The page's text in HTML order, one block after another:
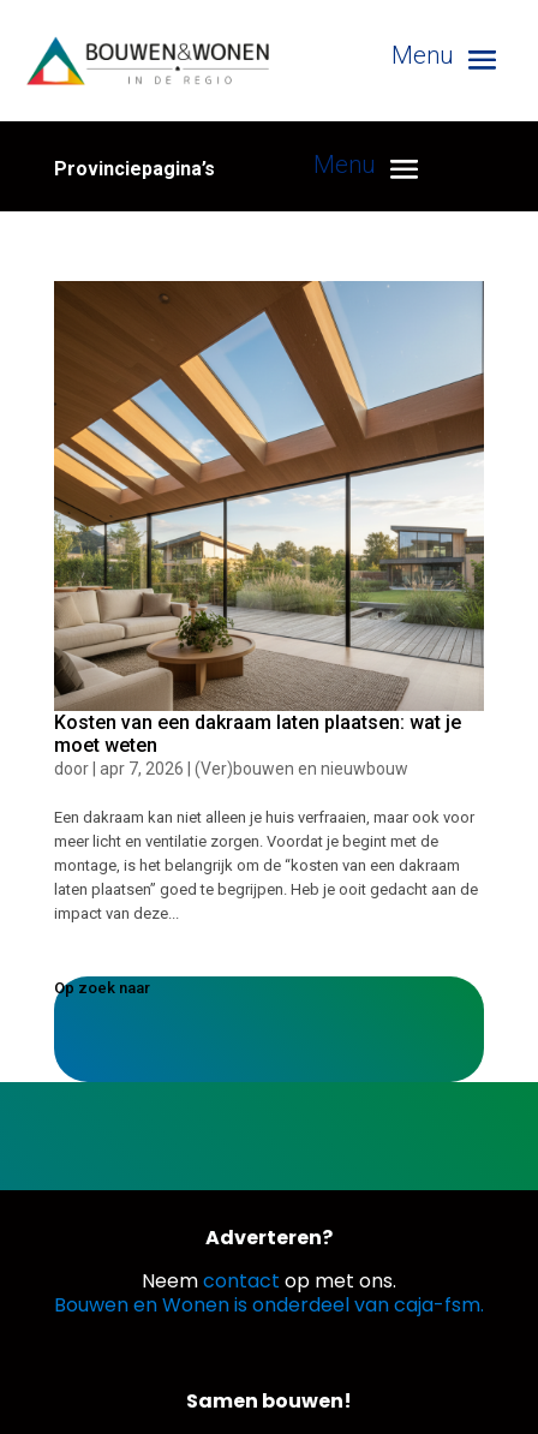
Provinciepagina’s
Kosten van een dakraam laten plaatsen: wat je
moet weten
door apr 7, 2026 (Ver)bouwen en nieuwbouw
Een dakraam kan niet alleen je huis verfraaien, maar ook voor
meer licht en ventilatie zorgen. Voordat je begint met de
montage, is het belangrijk om de “kosten van een dakraam
laten plaatsen” goed te begrijpen. Heb je ooit gedacht aan de
impact van deze...
Op zoek naar
Adverteren?
Neemcontact op met ons.
Bouwen en Wonen is onderdeel van caja-fsm.
Samen bouwen!